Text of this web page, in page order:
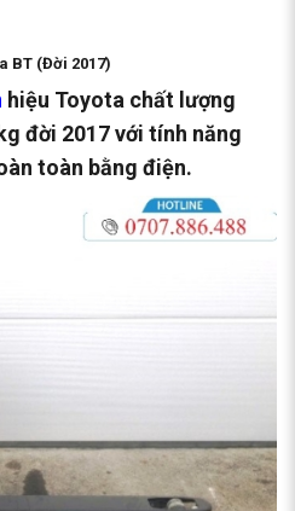
BT (Đời 2017)
hiệu Toyota chất lượng
đời 2017 với tính năng
toàn bằng điện.